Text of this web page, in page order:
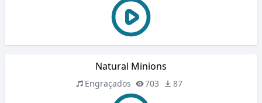
Natural Minions
Engraçados 703 87